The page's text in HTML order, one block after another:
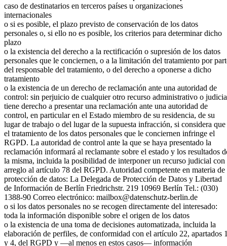
caso de destinatarios en terceros países u organizaciones
internacionales
o si es posible, el plazo previsto de conservación de los datos
personales o, si ello no es posible, los criterios para determinar dicho
plazo
o la existencia del derecho a la rectificación o supresión de los datos
personales que le conciernen, o a la limitación del tratamiento por
del responsable del tratamiento, o del derecho a oponerse a dicho
tratamiento
o la existencia de un derecho de reclamación ante una autoridad de
control: sin perjuicio de cualquier otro recurso administrativo o
tiene derecho a presentar una reclamación ante una autoridad de
control, en particular en el Estado miembro de su residencia, de su
lugar de trabajo o del lugar de la supuesta infracción, si considera que
el tratamiento de los datos personales que le conciernen infringe el
RGPD. La autoridad de control ante la que se haya presentado la
reclamación informará al reclamante sobre el estado y los resultados
la misma, incluida la posibilidad de interponer un recurso judicial con
arreglo al artículo 78 del RGPD. Autoridad competente en materia de
protección de datos: La Delegada de Protección de Datos y Libertad
de Información de Berlín Friedrichstr. 219 10969 Berlín Tel.: (030)
1388-90 Correo electrónico: mailbox@datenschutz-berlin.de
o si los datos personales no se recogen directamente del interesado:
toda la información disponible sobre el origen de los datos
o la existencia de una toma de decisiones automatizada, incluida la
elaboración de perfiles, de conformidad con el artículo 22, apartados
y 4, del RGPD y —al menos en estos casos— información